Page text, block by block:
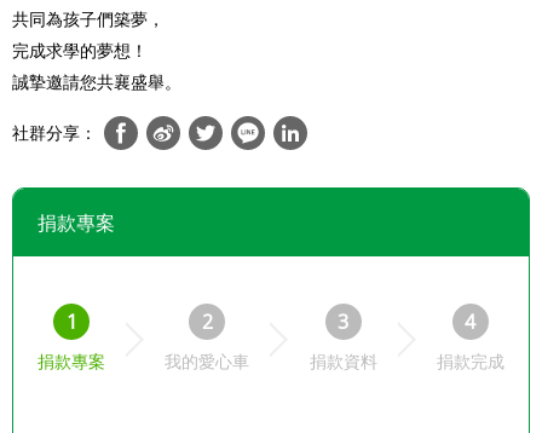
共同為孩子們築夢，
完成求學的夢想！
誠摯邀請您共襄盛舉。
社群分享：
捐款專案
1
捐款專案
2
我的愛心車
3
捐款資料
4
捐款完成